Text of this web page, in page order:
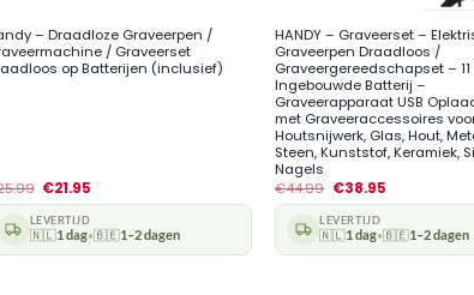
– Draadloze Graveerpen /
/ Graveerset
op Batterijen (inclusief)
€21.95
LEVERTIJD
🇳🇱1 dag•🇧🇪1–2 dagen
HANDY – Graveerset –
Graveerpen Draadloos /
Graveergereedschapset – 11
Ingebouwde Batterij –
Graveerapparaat USB
met Graveeraccessoires
Houtsnijwerk, Glas, Hout,
Steen, Kunststof, Keramiek,
Nagels
€44.99 €38.95
LEVERTIJD
🇳🇱1 dag•🇧🇪1–2 dagen